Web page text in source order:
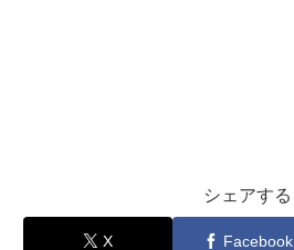
シェアする
X Facebook